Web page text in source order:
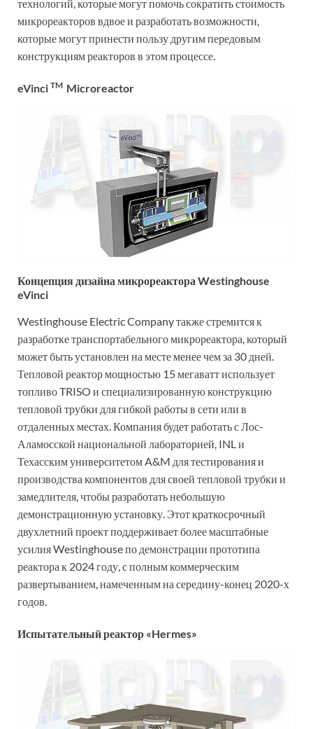
технологий, которые могут помочь сократить стоимость
микрореакторов вдвое и разработать возможности,
которые могут принести пользу другим передовым
конструкциям реакторов в этом процессе.
eVinci TM Microreactor
Концепция дизайна микрореактора Westinghouse
eVinci
Westinghouse Electric Company также стремится к
разработке транспортабельного микрореактора, который
может быть установлен на месте менее чем за 30 дней.
Тепловой реактор мощностью 15 мегаватт использует
топливо TRISO и специализированную конструкцию
тепловой трубки для гибкой работы в сети или в
отдаленных местах. Компания будет работать с Лос-
Аламосской национальной лабораторией, INL и
Техасским университетом A&M для тестирования и
производства компонентов для своей тепловой трубки и
замедлителя, чтобы разработать небольшую
демонстрационную установку. Этот краткосрочный
двухлетний проект поддерживает более масштабные
усилия Westinghouse по демонстрации прототипа
реактора к 2024 году, с полным коммерческим
развертыванием, намеченным на середину-конец 2020-х
годов.
Испытательный реактор «Hermes»